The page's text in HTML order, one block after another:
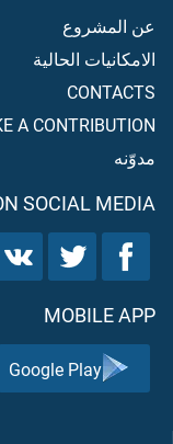
عن المشروع
الامكانيات الحالية
CONTACTS
A CONTRIBUTION
مدوّنه
SOCIAL MEDIA
MOBILE APP
Google Play